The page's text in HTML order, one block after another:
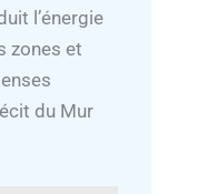
l’énergie
zones et
du Mur